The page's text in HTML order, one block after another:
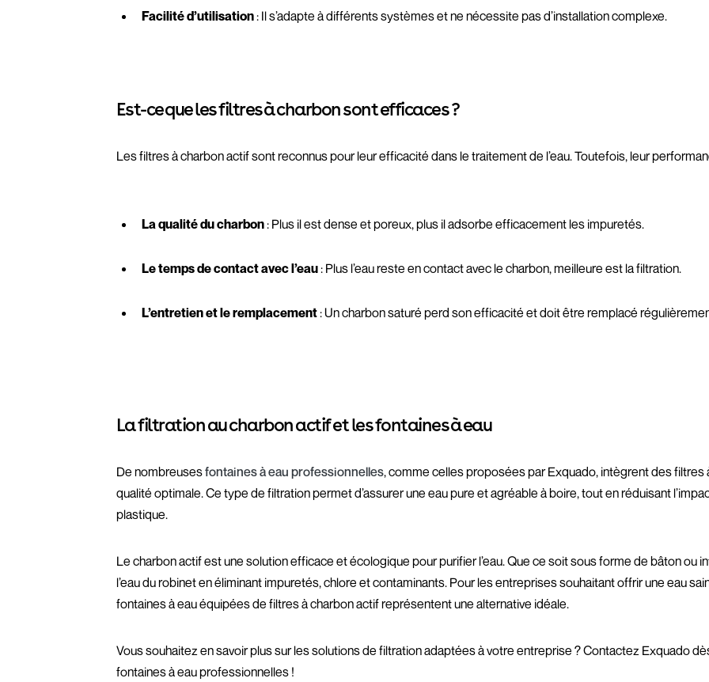
Facilité d’utilisation: Il s’adapte à différents systèmes et ne nécessite pas d’installation complexe.
Est-ce que les filtres à charbon sont efficaces ?
Les filtres à charbon actif sont reconnus pour leur efficacité dans le traitement de l’eau. Toutefois, leur
La qualité du charbon: Plus il est dense et poreux, plus il adsorbe efficacement les impuretés.
Le temps de contact avec l’eau: Plus l’eau reste en contact avec le charbon, meilleure est la filtration.
L’entretien et le remplacement: Un charbon saturé perd son efficacité et doit être remplacé
La filtration au charbon actif et les fontaines à eau
De nombreusesfontaines à eau professionnelles, comme celles proposées par Exquado, intègrent des filtres
qualité optimale. Ce type de filtration permet d’assurer une eau pure et agréable à boire, tout en réduisant
plastique.
Le charbon actif est une solution efficace et écologique pour purifier l’eau. Que ce soit sous forme de bâton ou
l’eau du robinet en éliminant impuretés, chlore et contaminants. Pour les entreprises souhaitant offrir une eau
fontaines à eau équipées de filtres à charbon actif représentent une alternative idéale.
Vous souhaitez en savoir plus sur les solutions de filtration adaptées à votre entreprise ? Contactez Exquado
fontaines à eau professionnelles !